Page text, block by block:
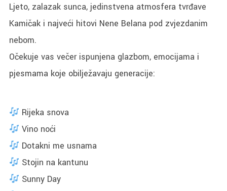
Ljeto, zalazak sunca, jedinstvena atmosfera tvrđave
Kamičak i najveći hitovi Nene Belana pod zvjezdanim
nebom.
Očekuje vas večer ispunjena glazbom, emocijama i
pjesmama koje obilježavaju generacije:
Rijeka snova
Vino noći
Dotakni me usnama
Stojin na kantunu
Sunny Day